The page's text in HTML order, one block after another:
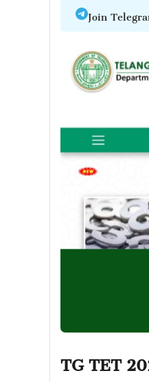
Join
TG TET